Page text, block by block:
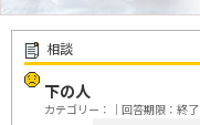
相談
下の人
カテゴリー：｜回答期限：終